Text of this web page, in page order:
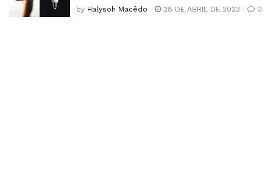
by Halysoh Macêdo 28 DE ABRIL DE 2023 0